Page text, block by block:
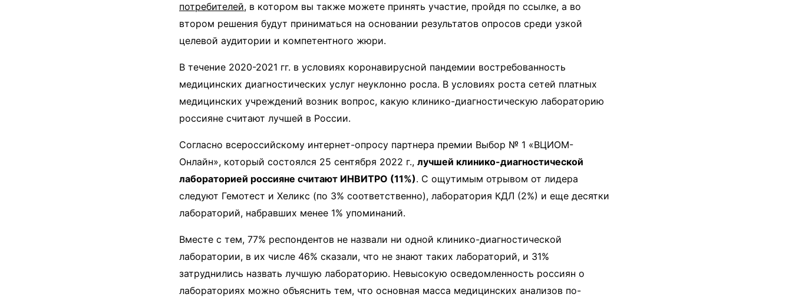
потребителей, в котором вы также можете принять участие, пройдя по ссылке, а во
втором решения будут приниматься на основании результатов опросов среди узкой
целевой аудитории и компетентного жюри.
В течение 2020-2021 гг. в условиях коронавирусной пандемии востребованность
медицинских диагностических услуг неуклонно росла. В условиях роста сетей платных
медицинских учреждений возник вопрос, какую клинико-диагностическую лабораторию
россияне считают лучшей в России.
Согласно всероссийскому интернет-опросу партнера премии Выбор № 1 «ВЦИОМ-
Онлайн», который состоялся 25 сентября 2022 г., лучшей клинико-диагностической
лабораторией россияне считают ИНВИТРО (11%). С ощутимым отрывом от лидера
следуют Гемотест и Хеликс (по 3% соответственно), лаборатория КДЛ (2%) и еще десятки
лабораторий, набравших менее 1% упоминаний.
Вместе с тем, 77% респондентов не назвали ни одной клинико-диагностической
лаборатории, в их числе 46% сказали, что не знают таких лабораторий, и 31%
затруднились назвать лучшую лабораторию. Невысокую осведомленность россиян о
лабораториях можно объяснить тем, что основная масса медицинских анализов по-